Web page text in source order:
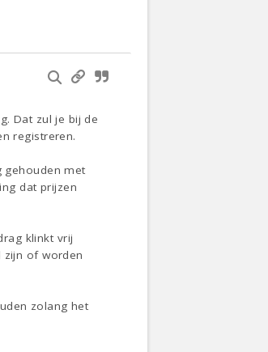
Dat zul je bij de
registreren.
gehouden met
dat prijzen
klinkt vrij
zijn of worden
zolang het